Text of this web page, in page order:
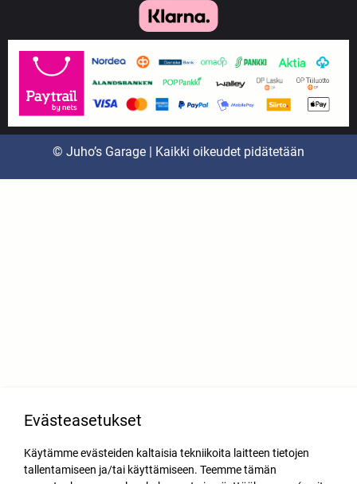
© Juho’s Garage | Kaikki oikeudet pidätetään
Evästeasetukset
Käytämme evästeiden kaltaisia tekniikoita laitteen tietojen
tallentamiseen ja/tai käyttämiseen. Teemme tämän